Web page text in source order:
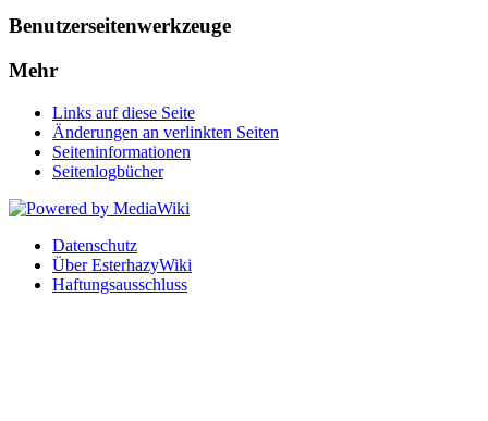
Benutzerseitenwerkzeuge
Mehr
Links auf diese Seite
Änderungen an verlinkten Seiten
Seiten­informationen
Seitenlogbücher
Datenschutz
Über EsterhazyWiki
Haftungsausschluss